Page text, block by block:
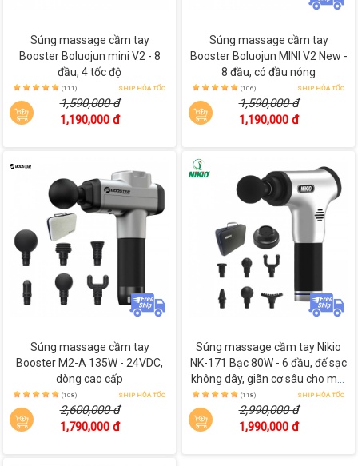
Súng massage cầm tay
Booster Boluojun mini V2 - 8
đầu, 4 tốc độ
(111) SHIP HỎA TỐC
1,590,000 đ
1,190,000 đ
Súng massage cầm tay
Booster Boluojun MINI V2 New -
8 đầu, có đầu nóng
(106) SHIP HỎA TỐC
1,590,000 đ
1,190,000 đ
Súng massage cầm tay
Booster M2-A 135W - 24VDC,
dòng cao cấp
(108) SHIP HỎA TỐC
2,600,000 đ
1,790,000 đ
Súng massage cầm tay Nikio
NK-171 Bạc 80W - 6 đầu, đế sạc
không dây, giãn cơ sâu cho mọi
lứa tuổi
(118) SHIP HỎA TỐC
2,990,000 đ
1,990,000 đ